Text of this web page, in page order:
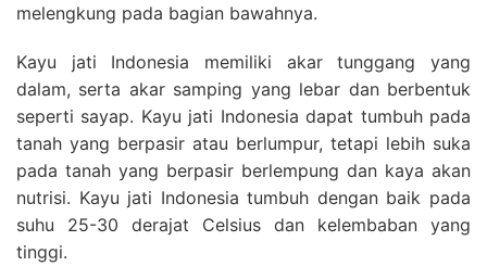
melengkung pada bagian bawahnya.
Kayu jati Indonesia memiliki akar tunggang yang
dalam, serta akar samping yang lebar dan berbentuk
seperti sayap. Kayu jati Indonesia dapat tumbuh pada
tanah yang berpasir atau berlumpur, tetapi lebih suka
pada tanah yang berpasir berlempung dan kaya akan
nutrisi. Kayu jati Indonesia tumbuh dengan baik pada
suhu 25-30 derajat Celsius dan kelembaban yang
tinggi.